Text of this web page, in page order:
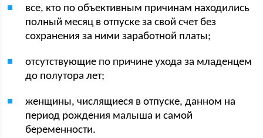
все, кто по объективным причинам находились
полный месяц в отпуске за свой счет без
сохранения за ними заработной платы;
отсутствующие по причине ухода за младенцем
до полутора лет;
женщины, числящиеся в отпуске, данном на
период рождения малыша и самой
беременности.